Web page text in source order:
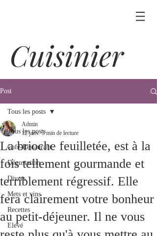
Cuisinier
Post
Tous les posts
Café-Restaurant
Dégustation
Divers
Mets et vins
Recettes
Elevé
Tous les posts
La brioche feuilletée, est à la
fois tellement gourmande et
terriblement régressif. Elle
fera clairement votre bonheur
au petit-déjeuner. Il ne vous
Admin
12 janv. 3 min de lecture